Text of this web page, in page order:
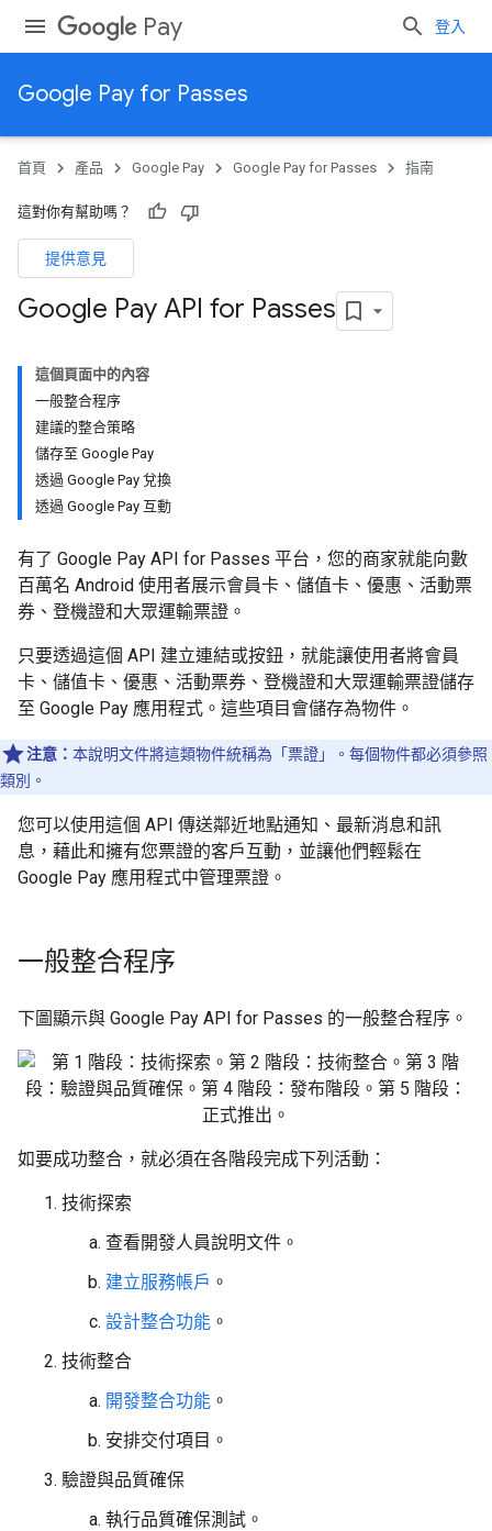
Pay 登入
Google Pay for Passes
首頁 產品 Google Pay Google Pay for Passes 指南
這對你有幫助嗎？
提供意見
Google Pay API for Passes
這個頁面中的內容
一般整合程序
建議的整合策略
儲存至 Google Pay
透過 Google Pay 兌換
透過 Google Pay 互動
有了 Google Pay API for Passes 平台，您的商家就能向數
百萬名 Android 使用者展示會員卡、儲值卡、優惠、活動票
券、登機證和大眾運輸票證。
只要透過這個 API 建立連結或按鈕，就能讓使用者將會員
卡、儲值卡、優惠、活動票券、登機證和大眾運輸票證儲存
至 Google Pay 應用程式。這些項目會儲存為物件。
注意： 本說明文件將這類物件統稱為「票證」。每個物件都必須參照
類別。
您可以使用這個 API 傳送鄰近地點通知、最新消息和訊
息，藉此和擁有您票證的客戶互動，並讓他們輕鬆在
Google Pay 應用程式中管理票證。
一般整合程序
下圖顯示與 Google Pay API for Passes 的一般整合程序。
如要成功整合，就必須在各階段完成下列活動：
技術探索
查看開發人員說明文件。
建立服務帳戶 。
設計整合功能 。
技術整合
開發整合功能 。
安排交付項目。
驗證與品質確保
執行品質確保測試。